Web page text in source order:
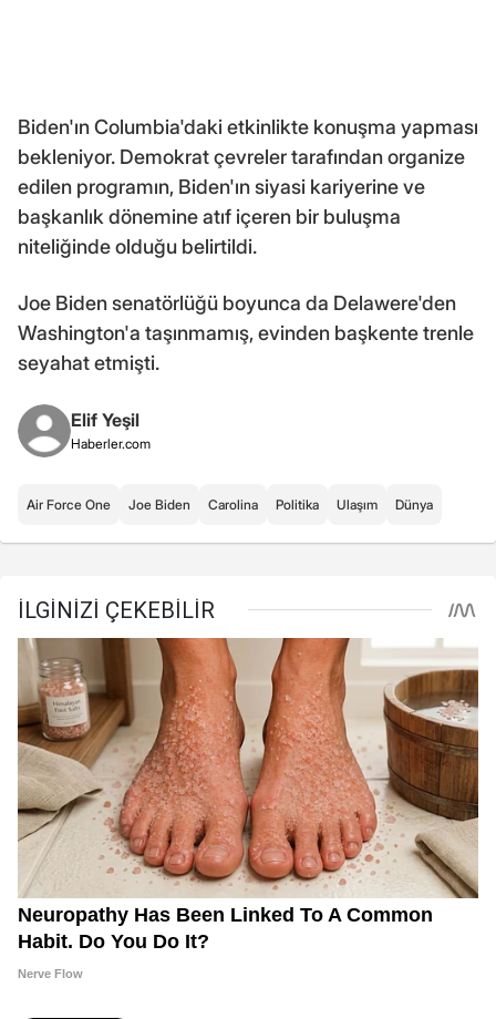
Biden'ın Columbia'daki etkinlikte konuşma yapması
bekleniyor. Demokrat çevreler tarafından organize
edilen programın, Biden'ın siyasi kariyerine ve
başkanlık dönemine atıf içeren bir buluşma
niteliğinde olduğu belirtildi.
Joe Biden senatörlüğü boyunca da Delawere'den
Washington'a taşınmamış, evinden başkente trenle
seyahat etmişti.
Elif Yeşil
Haberler.com
Air Force One Joe Biden Carolina Politika Ulaşım Dünya